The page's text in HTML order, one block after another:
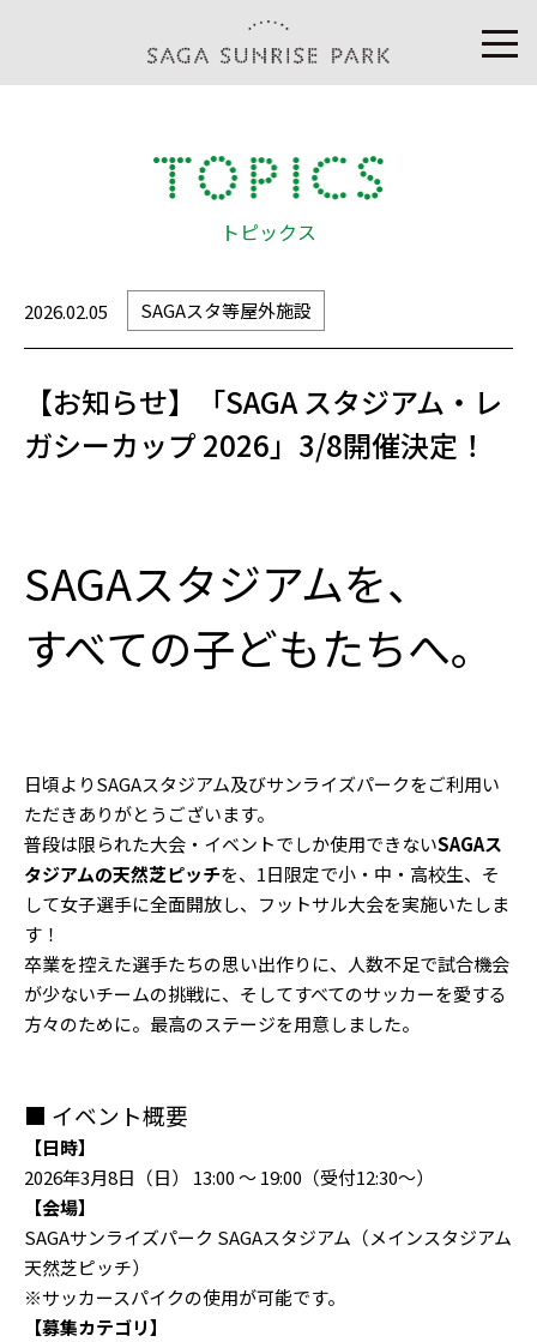
トピックス
2026.02.05 SAGAスタ等屋外施設
【お知らせ】「SAGA スタジアム・レ
ガシーカップ 2026」3/8開催決定！
SAGAスタジアムを、
すべての子どもたちへ。
日頃よりSAGAスタジアム及びサンライズパークをご利用い
ただきありがとうございます。
普段は限られた大会・イベントでしか使用できないSAGAス
タジアムの天然芝ピッチを、1日限定で小・中・高校生、そ
して女子選手に全面開放し、フットサル大会を実施いたしま
す！
卒業を控えた選手たちの思い出作りに、人数不足で試合機会
が少ないチームの挑戦に、そしてすべてのサッカーを愛する
方々のために。最高のステージを用意しました。
■ イベント概要
【日時】
2026年3月8日（日） 13:00 ～ 19:00（受付12:30～）
【会場】
SAGAサンライズパーク SAGAスタジアム（メインスタジアム
天然芝ピッチ）
※サッカースパイクの使用が可能です。
【募集カテゴリ】